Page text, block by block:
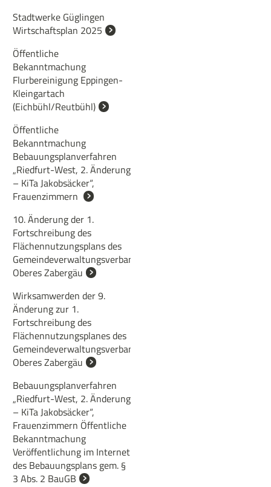
Stadtwerke Güglingen
Wirtschaftsplan 2025
Öffentliche
Bekanntmachung
Flurbereinigung Eppingen-
Kleingartach
(Eichbühl/Reutbühl)
Öffentliche
Bekanntmachung
Bebauungsplanverfahren
„Riedfurt-West, 2. Änderung
– KiTa Jakobsäcker“,
Frauenzimmern
10. Änderung der 1.
Fortschreibung des
Flächennutzungsplans des
Gemeindeverwaltungsverbands
Oberes Zabergäu
Wirksamwerden der 9.
Änderung zur 1.
Fortschreibung des
Flächennutzungsplanes des
Gemeindeverwaltungsverbandes
Oberes Zabergäu
Bebauungsplanverfahren
„Riedfurt-West, 2. Änderung
– KiTa Jakobsäcker“,
Frauenzimmern Öffentliche
Bekanntmachung
Veröffentlichung im Internet
des Bebauungsplans gem. §
3 Abs. 2 BauGB